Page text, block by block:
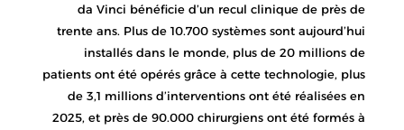
da Vinci bénéficie d’un recul clinique de près de
trente ans. Plus de 10.700 systèmes sont aujourd’hui
installés dans le monde, plus de 20 millions de
patients ont été opérés grâce à cette technologie, plus
de 3,1 millions d’interventions ont été réalisées en
2025, et près de 90.000 chirurgiens ont été formés à